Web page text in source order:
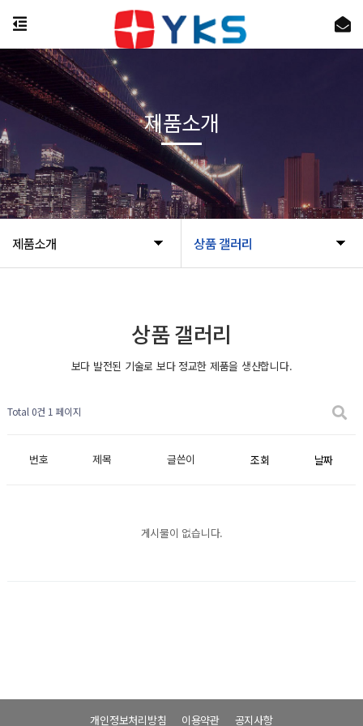
제품소개 상품 갤러리
제품소개
상품 갤러리
보다 발전된 기술로 보다 정교한 제품을 생산합니다.
Total 0건 1 페이지
번호 제목 글쓴이 조회 날짜
게시물이 없습니다.
개인정보처리방침 이용약관 공지사항